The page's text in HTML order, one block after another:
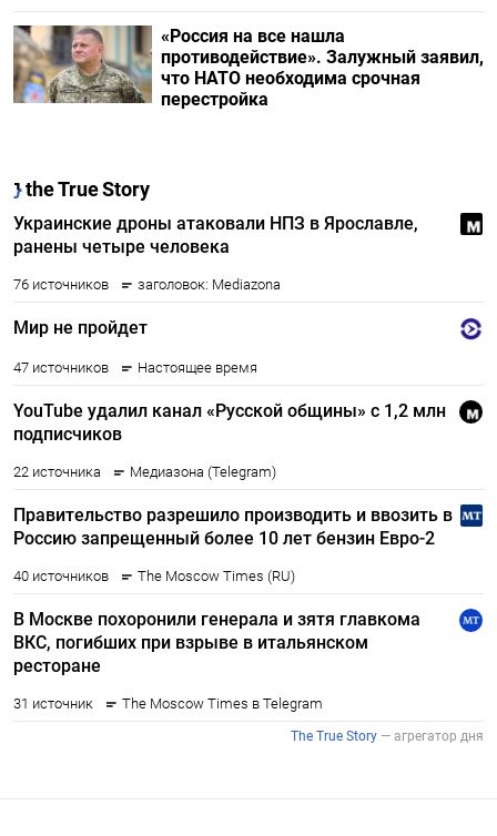
«Россия на все нашла
противодействие». Залужный заявил,
что НАТО необходима срочная
перестройка